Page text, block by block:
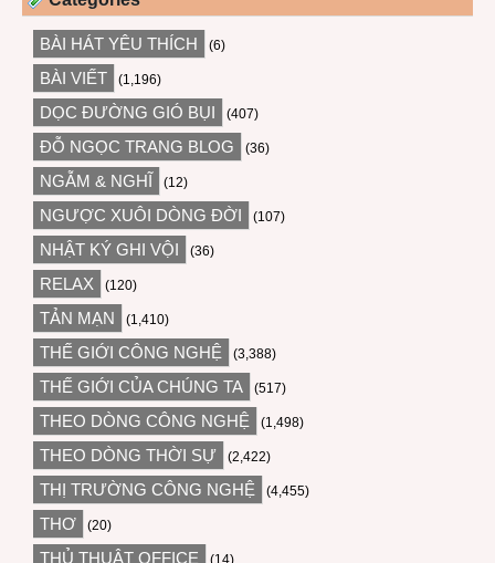
BÀI HÁT YÊU THÍCH (6)
BÀI VIẾT (1,196)
DỌC ĐƯỜNG GIÓ BỤI (407)
ĐỖ NGỌC TRANG BLOG (36)
NGẪM & NGHĨ (12)
NGƯỢC XUÔI DÒNG ĐỜI (107)
NHẬT KÝ GHI VỘI (36)
RELAX (120)
TẢN MẠN (1,410)
THẾ GIỚI CÔNG NGHỆ (3,388)
THẾ GIỚI CỦA CHÚNG TA (517)
THEO DÒNG CÔNG NGHỆ (1,498)
THEO DÒNG THỜI SỰ (2,422)
THỊ TRƯỜNG CÔNG NGHỆ (4,455)
THƠ (20)
THỦ THUẬT OFFICE (14)